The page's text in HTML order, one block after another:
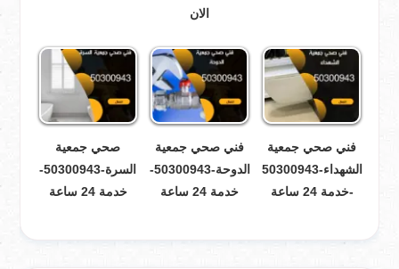
الان
فني صحي جمعية
الشهداء-50300943
-خدمة 24 ساعة
فني صحي جمعية
الدوحة-50300943-
خدمة 24 ساعة
صحي جمعية
السرة-50300943-
خدمة 24 ساعة